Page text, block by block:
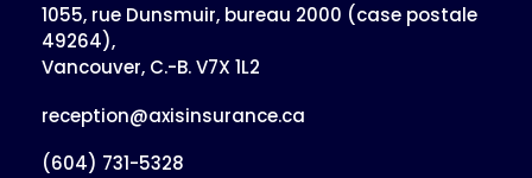
1055, rue Dunsmuir, bureau 2000 (case postale
49264),
Vancouver, C.-B. V7X 1L2
reception@axisinsurance.ca
(604) 731-5328